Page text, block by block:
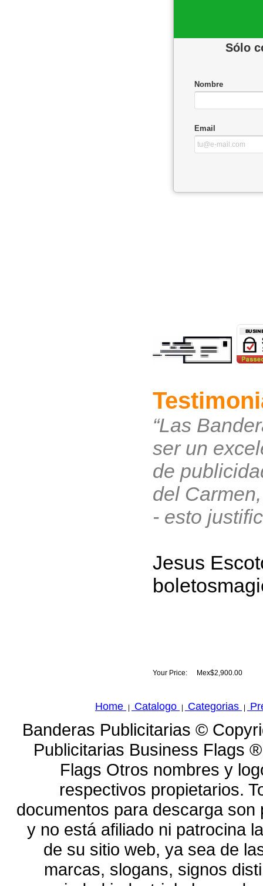
“Las
ser un
de
del
- esto
Jesus
Your Price: Mex$2,900.00
Home Catalogo Categorias
Banderas Publicitarias ©
Publicitarias Business Flags
Flags Otros nombres y
respectivos propietarios.
documentos para descarga
y no está afiliado ni patrocina
de su sitio web, ya sea de
marcas, slogans, signos